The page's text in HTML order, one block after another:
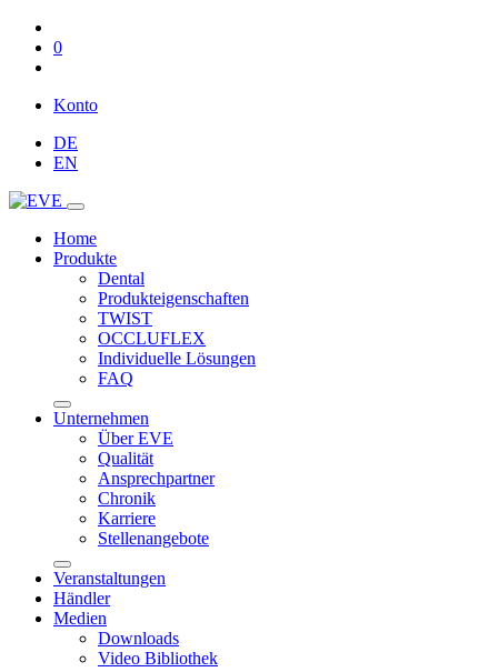
0
Konto
DE
EN
Home
Produkte
Dental
Produkteigenschaften
TWIST
OCCLUFLEX
Individuelle Lösungen
FAQ
Unternehmen
Über EVE
Qualität
Ansprechpartner
Chronik
Karriere
Stellenangebote
Veranstaltungen
Händler
Medien
Downloads
Video Bibliothek